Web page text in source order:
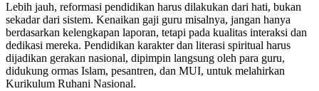
Lebih jauh, reformasi pendidikan harus dilakukan dari hati, bukan
sekadar dari sistem. Kenaikan gaji guru misalnya, jangan hanya
berdasarkan kelengkapan laporan, tetapi pada kualitas interaksi dan
dedikasi mereka. Pendidikan karakter dan literasi spiritual harus
dijadikan gerakan nasional, dipimpin langsung oleh para guru,
didukung ormas Islam, pesantren, dan MUI, untuk melahirkan
Kurikulum Ruhani Nasional.